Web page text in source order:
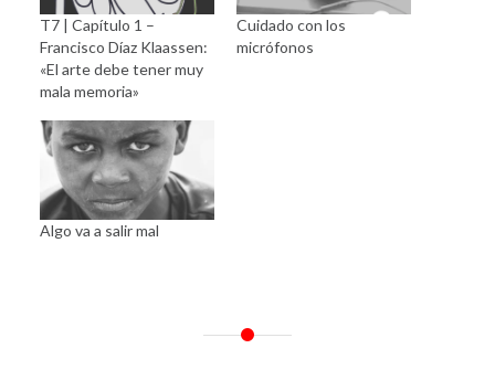
T7 | Capítulo 1 –
Francisco Díaz Klaassen:
«El arte debe tener muy
mala memoria»
Cuidado con los
micrófonos
Algo va a salir mal